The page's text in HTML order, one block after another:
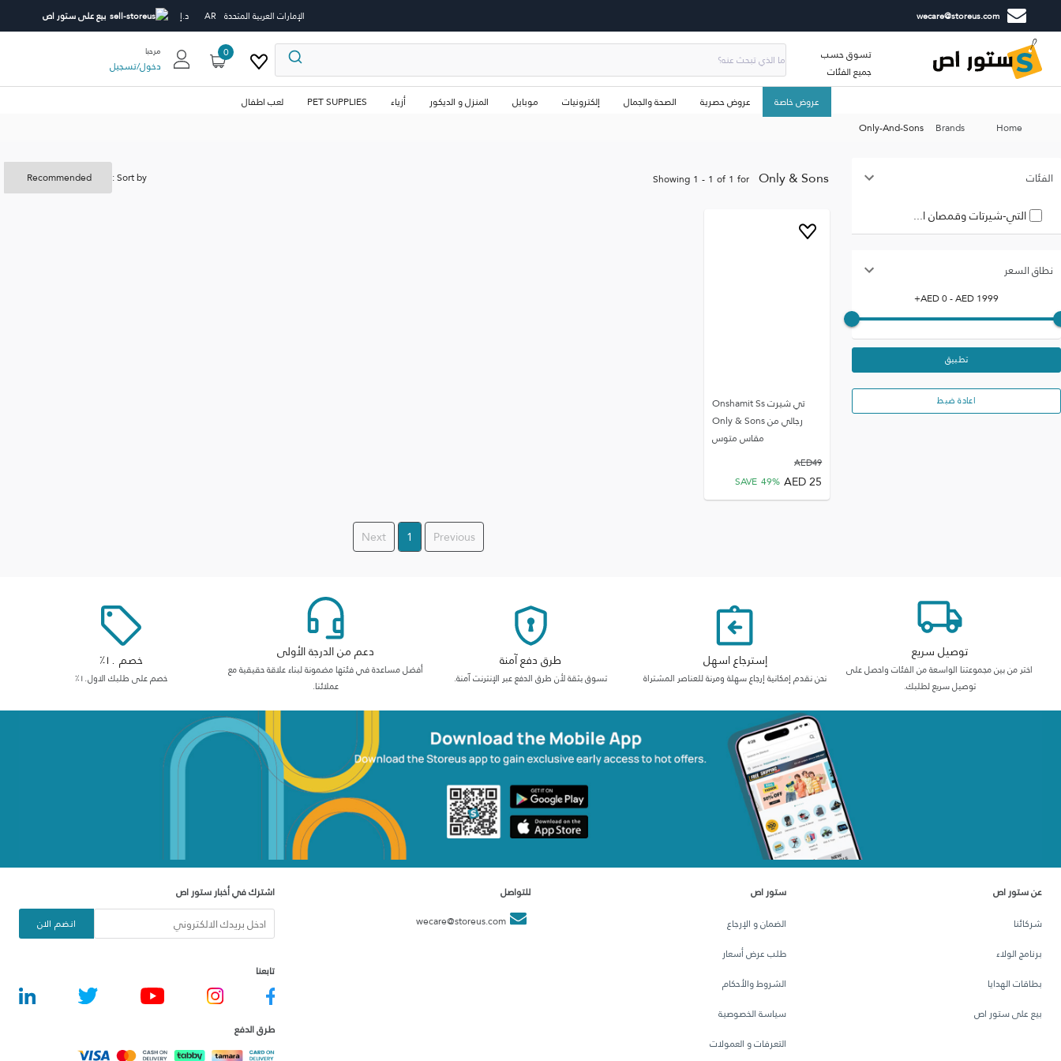
wecare@storeus.com الإمارات العربية المتحدة AR د.إ بيع على ستور اص
تسوق حسب
جميع الفئات
0 مرحبا
دخول/تسجيل
عروض خاصة عروض حصرية الصحة والجمال إلكترونيات موبايل المنزل و الديكور أزياء PET SUPPLIES
لعب اطفال
Home
Brands
Only-And-Sons
الفئات
التي-شيرتات وقمصان ا...
نطاق السعر
AED0- AED1999
+
تطبيق
اعادة ضبط
Showing 1 - 1 of 1 for Only & Sons
Sort by :
تي شيرت Onshamit Ss
رجالي من Only & Sons
مقاس متوس
49
AED
25
AED
SAVE 49%
Previous
1
Next
توصيل سريع
اختر من بين مجموعتنا الواسعة من الفئات واحصل على
توصيل سريع لطلبك.
إسترجاع اسهل
نحن نقدم إمكانية إرجاع سهلة ومرنة للعناصر المشتراة
طرق دفع آمنة
تسوق بثقة لأن طرق الدفع عبر الإنترنت آمنة.
دعم من الدرجة الأولى
أفضل مساعدة في فئتها مضمونة لبناء علاقة حقيقية مع
عملائنا.
خصم ١٠٪
خصم على طلبك الاول١٠٪
عن ستور اص
شركائنا
برنامج الولاء
بطاقات الهدايا
بيع على ستور اص
ستور اص
الضمان و الإرجاع
طلب عرض أسعار
الشروط والأحكام
سياسة الخصوصية
التعرفات و العمولات
للتواصل
wecare@storeus.com
اشترك في أخبار ستور اص
انضم الان
تابعنا
طرق الدفع